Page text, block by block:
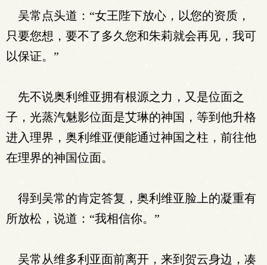
吴常点头道：“女王陛下放心，以您的资质，
只要您想，要不了多久您和朱莉就会再见，我可
以保证。”
先不说奥利维亚拥有根源之力，又是位面之
子，光蒸汽魅影位面是艾琳的神国，等到他升格
进入理界，奥利维亚便能通过神国之柱，前往他
在理界的神国位面。
得到吴常的肯定答复，奥利维亚脸上的凝重有
所放松，说道：“我相信你。”
吴常从维多利亚面前离开，来到贺云身边，凑